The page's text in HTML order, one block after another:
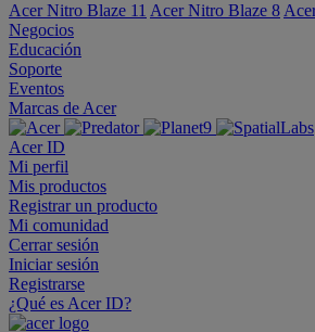
Acer Nitro Blaze 11 Acer Nitro Blaze 8
Negocios
Educación
Soporte
Eventos
Marcas de Acer
Acer ID
Mi perfil
Mis productos
Registrar un producto
Mi comunidad
Cerrar sesión
Iniciar sesión
Registrarse
¿Qué es Acer ID?